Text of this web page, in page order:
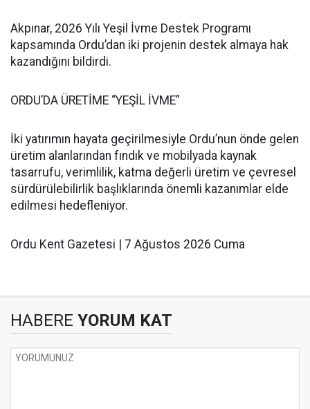
Akpınar, 2026 Yılı Yeşil İvme Destek Programı
kapsamında Ordu’dan iki projenin destek almaya hak
kazandığını bildirdi.
ORDU’DA ÜRETİME “YEŞİL İVME”
İki yatırımın hayata geçirilmesiyle Ordu’nun önde gelen
üretim alanlarından fındık ve mobilyada kaynak
tasarrufu, verimlilik, katma değerli üretim ve çevresel
sürdürülebilirlik başlıklarında önemli kazanımlar elde
edilmesi hedefleniyor.
Ordu Kent Gazetesi | 7 Ağustos 2026 Cuma
HABERE YORUM KAT